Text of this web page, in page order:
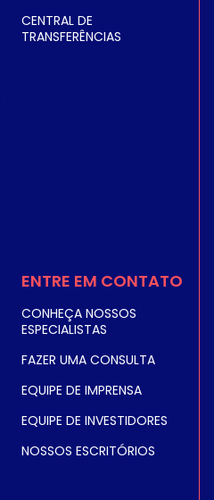
CENTRAL DE
TRANSFERÊNCIAS
ENTRE EM CONTATO
CONHEÇA NOSSOS
ESPECIALISTAS
FAZER UMA CONSULTA
EQUIPE DE IMPRENSA
EQUIPE DE INVESTIDORES
NOSSOS ESCRITÓRIOS